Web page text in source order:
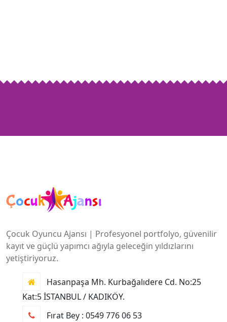
Çocuk Oyuncu Ajansı | Profesyonel portfolyo, güvenilir
kayıt ve güçlü yapımcı ağıyla geleceğin yıldızlarını
yetiştiriyoruz.
Hasanpaşa Mh. Kurbağalıdere Cd. No:25
Kat:5 İSTANBUL / KADIKÖY.
Fırat Bey : 0549 776 06 53